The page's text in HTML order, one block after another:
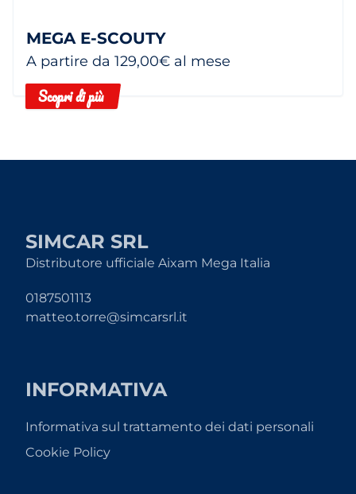
MEGA E-SCOUTY
A partire da 129,00€ al mese
Scopri di più
SIMCAR SRL
Distributore ufficiale Aixam Mega Italia
0187501113
matteo.torre@simcarsrl.it
INFORMATIVA
Informativa sul trattamento dei dati personali
Cookie Policy